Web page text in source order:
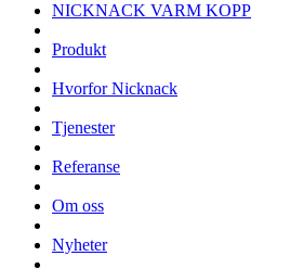
NICKNACK VARM KOPP
Produkt
Hvorfor Nicknack
Tjenester
Referanse
Om oss
Nyheter